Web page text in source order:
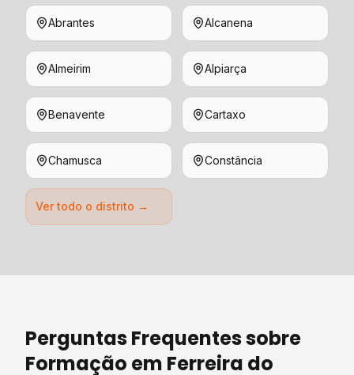
Abrantes Alcanena
Almeirim Alpiarça
Benavente Cartaxo
Chamusca Constância
Ver todo o distrito →
Perguntas Frequentes sobre
Formação em Ferreira do